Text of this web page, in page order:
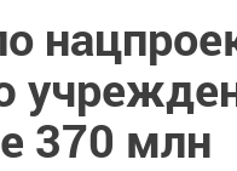
370 млн